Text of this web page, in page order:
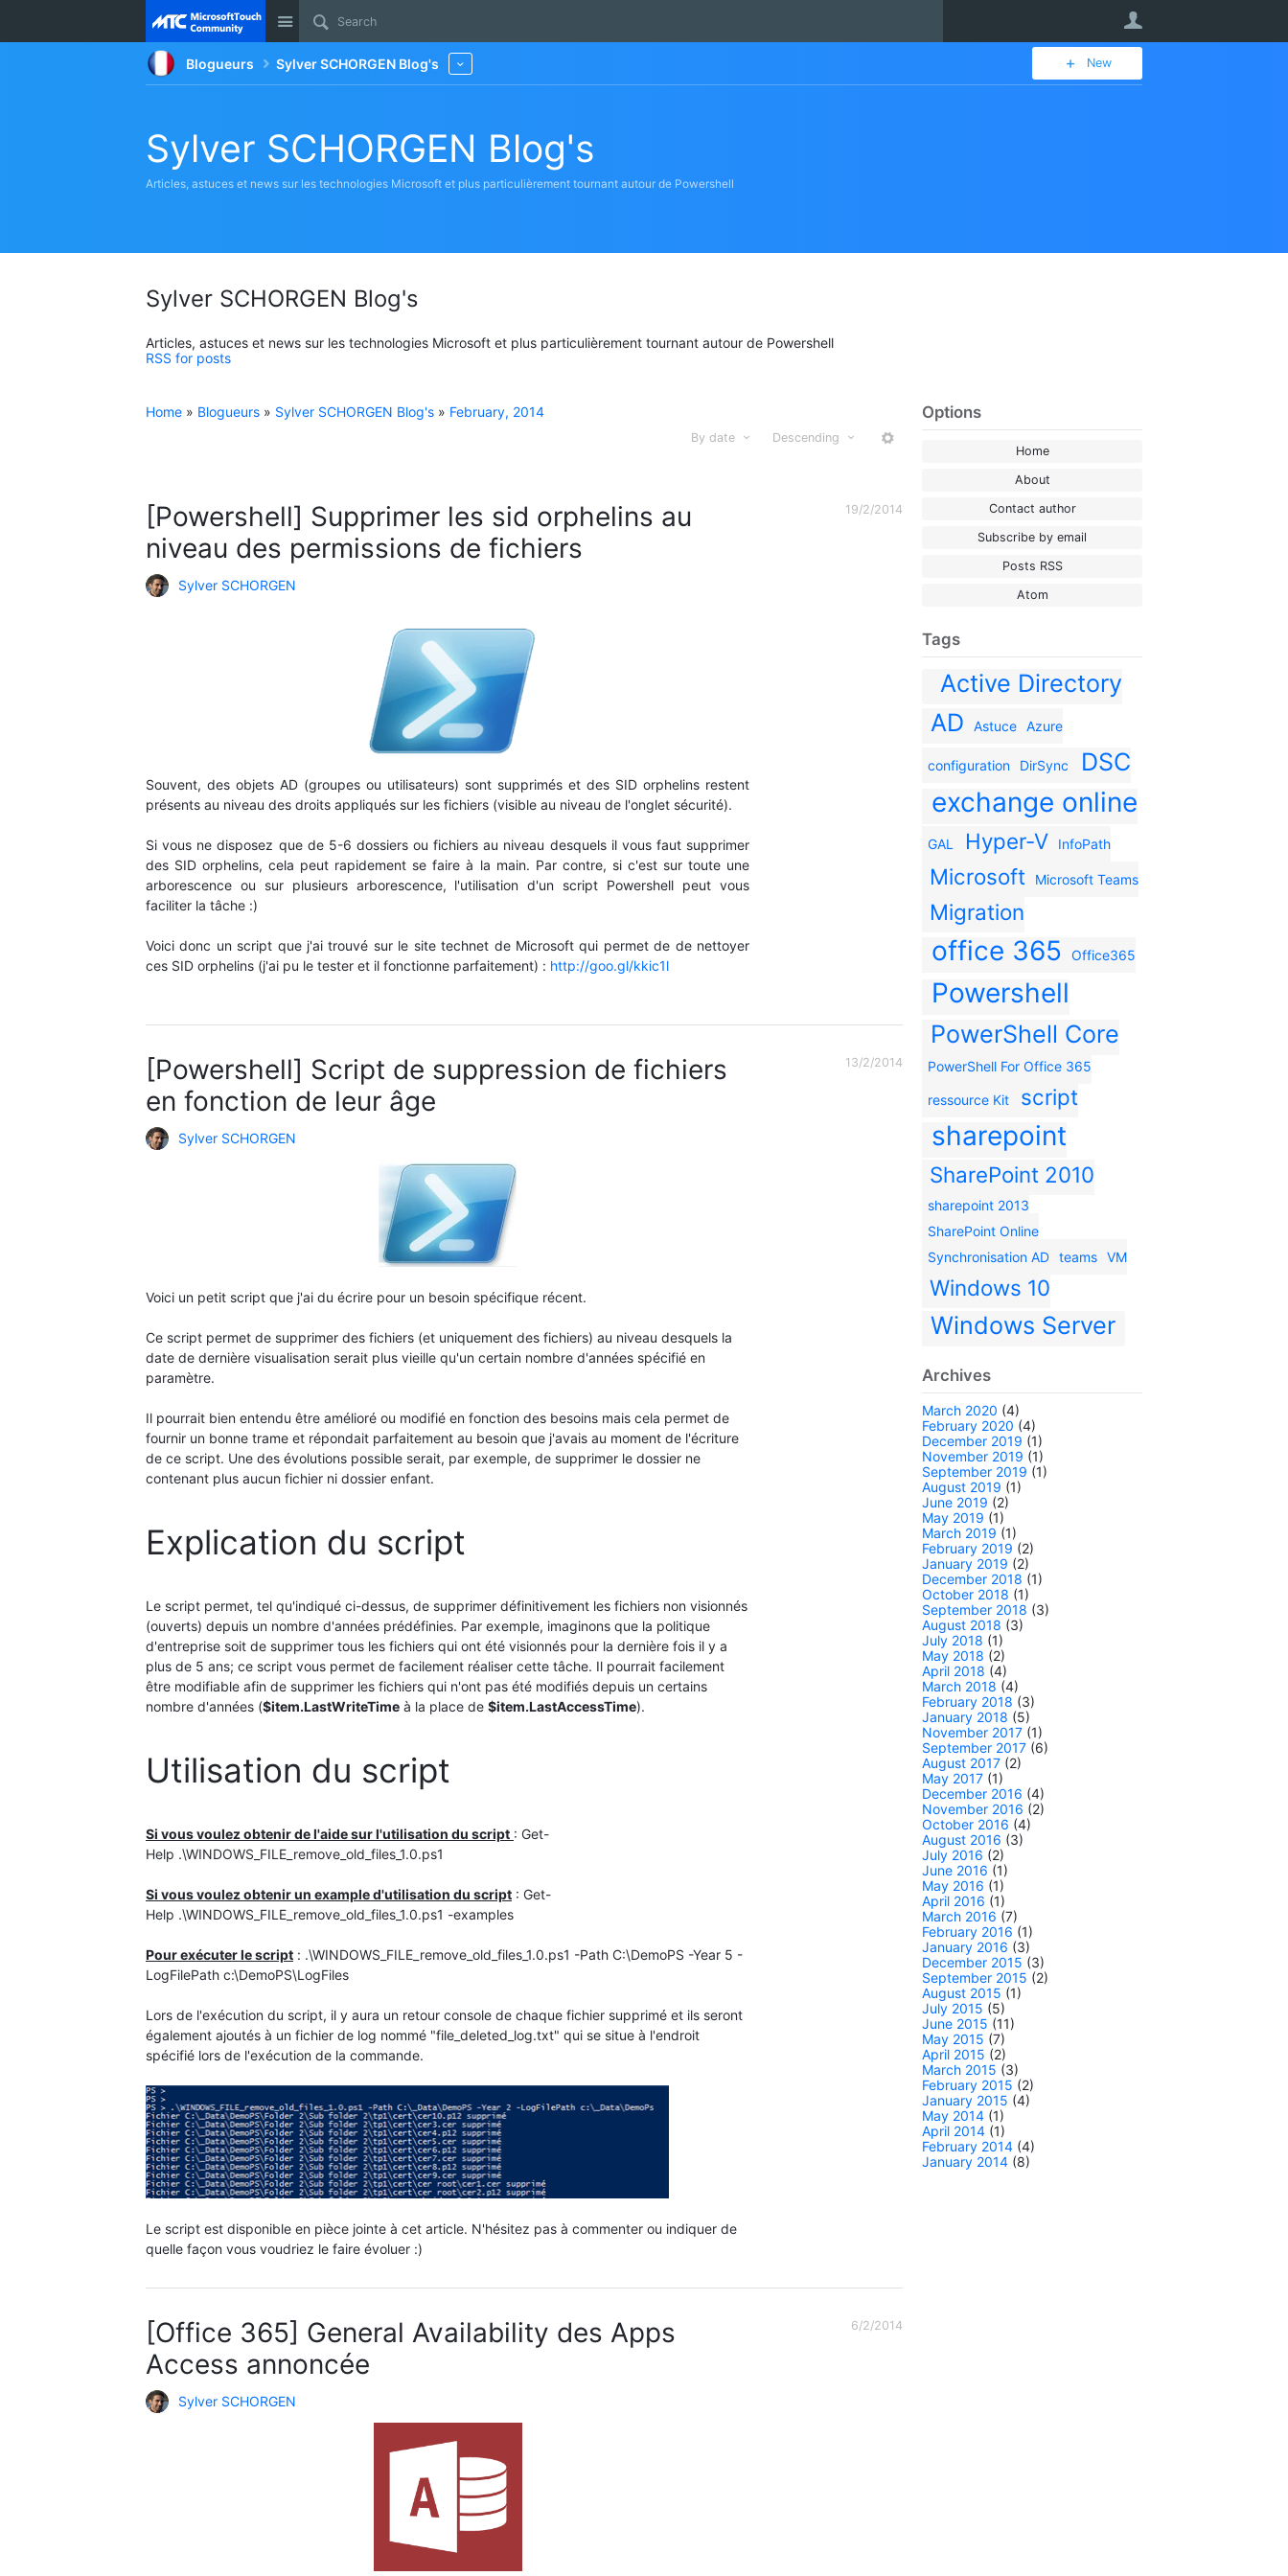
Site
Blogueurs Sylver SCHORGEN Blog's New
Sylver SCHORGEN Blog's
Articles, astuces et news sur les technologies Microsoft et plus particulièrement tournant autour de Powershell
Sylver SCHORGEN Blog's
Articles, astuces et news sur les technologies Microsoft et plus particulièrement tournant autour de Powershell
RSS for posts
Options
Home
About
Contact author
Subscribe by email
Posts RSS
Atom
Tags
Active Directory
AD
Astuce Azure
configuration DirSync DSC
exchange online
GAL Hyper-V InfoPath
Microsoft Microsoft Teams
Migration
office 365 Office365
Powershell
PowerShell Core
PowerShell For Office 365
ressource Kit script
sharepoint
SharePoint 2010
sharepoint 2013
SharePoint Online
Synchronisation AD teams VM
Windows 10
Windows Server
Archives
March 2020 (4)
February 2020 (4)
December 2019 (1)
November 2019 (1)
September 2019 (1)
August 2019 (1)
June 2019 (2)
May 2019 (1)
March 2019 (1)
February 2019 (2)
January 2019 (2)
December 2018 (1)
October 2018 (1)
September 2018 (3)
August 2018 (3)
July 2018 (1)
May 2018 (2)
April 2018 (4)
March 2018 (4)
February 2018 (3)
January 2018 (5)
November 2017 (1)
September 2017 (6)
August 2017 (2)
May 2017 (1)
December 2016 (4)
November 2016 (2)
October 2016 (4)
August 2016 (3)
July 2016 (2)
June 2016 (1)
May 2016 (1)
April 2016 (1)
March 2016 (7)
February 2016 (1)
January 2016 (3)
December 2015 (3)
September 2015 (2)
August 2015 (1)
July 2015 (5)
June 2015 (11)
May 2015 (7)
April 2015 (2)
March 2015 (3)
February 2015 (2)
January 2015 (4)
May 2014 (1)
April 2014 (1)
February 2014 (4)
January 2014 (8)
Home » Blogueurs » Sylver SCHORGEN Blog's » February, 2014
By date Descending
[Powershell] Supprimer les sid orphelins au
niveau des permissions de fichiers
Sylver SCHORGEN
Souvent, des objets AD (groupes ou utilisateurs) sont supprimés et des SID orphelins restent
présents au niveau des droits appliqués sur les fichiers (visible au niveau de l'onglet sécurité).
Si vous ne disposez que de 5-6 dossiers ou fichiers au niveau desquels il vous faut supprimer
des SID orphelins, cela peut rapidement se faire à la main. Par contre, si c'est sur toute une
arborescence ou sur plusieurs arborescence, l'utilisation d'un script Powershell peut vous
faciliter la tâche :)
Voici donc un script que j'ai trouvé sur le site technet de Microsoft qui permet de de nettoyer
ces SID orphelins (j'ai pu le tester et il fonctionne parfaitement) : http://goo.gl/kkic1l
19/2/2014
[Powershell] Script de suppression de fichiers
en fonction de leur âge
Sylver SCHORGEN
Voici un petit script que j'ai du écrire pour un besoin spécifique récent.
Ce script permet de supprimer des fichiers (et uniquement des fichiers) au niveau desquels la
date de dernière visualisation serait plus vieille qu'un certain nombre d'années spécifié en
paramètre.
Il pourrait bien entendu être amélioré ou modifié en fonction des besoins mais cela permet de
fournir un bonne trame et répondait parfaitement au besoin que j'avais au moment de l'écriture
de ce script. Une des évolutions possible serait, par exemple, de supprimer le dossier ne
contenant plus aucun fichier ni dossier enfant.
Explication du script
Le script permet, tel qu'indiqué ci-dessus, de supprimer définitivement les fichiers non visionnés
(ouverts) depuis un nombre d'années prédéfinies. Par exemple, imaginons que la politique
d'entreprise soit de supprimer tous les fichiers qui ont été visionnés pour la dernière fois il y a
plus de 5 ans; ce script vous permet de facilement réaliser cette tâche. Il pourrait facilement
être modifiable afin de supprimer les fichiers qui n'ont pas été modifiés depuis un certains
nombre d'années ($item.LastWriteTime à la place de $item.LastAccessTime).
Utilisation du script
Si vous voulez obtenir de l'aide sur l'utilisation du script : Get-
Help .\WINDOWS_FILE_remove_old_files_1.0.ps1
Si vous voulez obtenir un example d'utilisation du script : Get-
Help .\WINDOWS_FILE_remove_old_files_1.0.ps1 -examples
Pour exécuter le script : .\WINDOWS_FILE_remove_old_files_1.0.ps1 -Path C:\DemoPS -Year 5 -
LogFilePath c:\DemoPS\LogFiles
Lors de l'exécution du script, il y aura un retour console de chaque fichier supprimé et ils seront
également ajoutés à un fichier de log nommé "file_deleted_log.txt" qui se situe à l'endroit
spécifié lors de l'exécution de la commande.
Le script est disponible en pièce jointe à cet article. N'hésitez pas à commenter ou indiquer de
quelle façon vous voudriez le faire évoluer :)
13/2/2014
[Office 365] General Availability des Apps
Access annoncée
Sylver SCHORGEN
6/2/2014